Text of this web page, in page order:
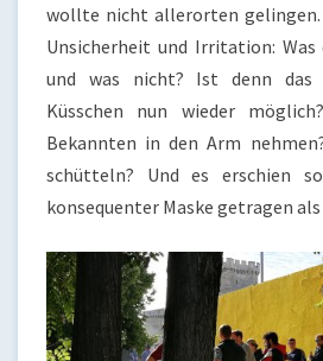
wollte nicht allerorten gelingen.
Unsicherheit und Irritation:
und was nicht? Ist denn das
Küsschen nun wieder
Bekannten in den Arm
schütteln? Und es erschien
konsequenter Maske getragen als